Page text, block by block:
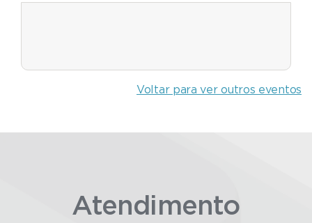
Voltar para ver outros eventos
Atendimento